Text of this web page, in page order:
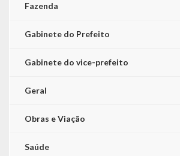
Fazenda
Gabinete do Prefeito
Gabinete do vice-prefeito
Geral
Obras e Viação
Saúde